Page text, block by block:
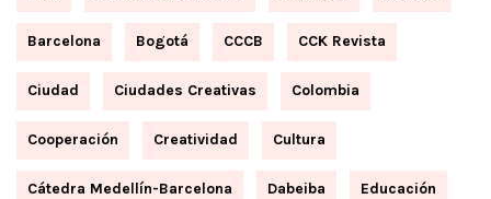
Barcelona Bogotá CCCB CCK Revista
Ciudad Ciudades Creativas Colombia
Cooperación Creatividad Cultura
Cátedra Medellín-Barcelona Dabeiba Educación